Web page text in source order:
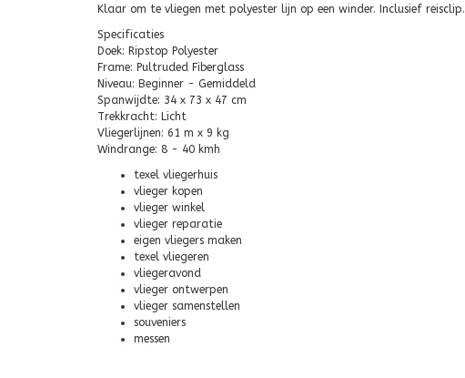
Klaar om te vliegen met polyester lijn op een winder. Inclusief reisclip.
Specificaties
Doek: Ripstop Polyester
Frame: Pultruded Fiberglass
Niveau: Beginner - Gemiddeld
Spanwijdte: 34 x 73 x 47 cm
Trekkracht: Licht
Vliegerlijnen: 61 m x 9 kg
Windrange: 8 - 40 kmh
texel vliegerhuis
vlieger kopen
vlieger winkel
vlieger reparatie
eigen vliegers maken
texel vliegeren
vliegeravond
vlieger ontwerpen
vlieger samenstellen
souveniers
messen